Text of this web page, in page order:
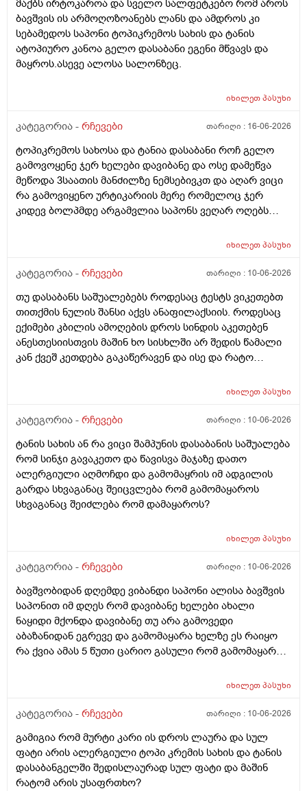
მაქბს ირტოკაროა და სველო სალფეტკებო რომ აროს
ბავშვის ის არმოღოზოანებს ლანს და ამდროს კი
სებამედოს საპონი ტოპიკრემოს სახის და ტანის
ატოპიურო კანოა გელო დასაბანი ეგენი მწვავს და
მაყროს.ასევე ალოსა სალონზეც.
იხილეთპასუხი
კატეგორია - რჩევები თარიღი : 16-06-2026
ტოპიკრემოს სახოსა და ტანია დასაბანი როჩ გელო
გამოვოყენე ჯერ ხელები დავიბანე და ოსე დამეწვა
მეწოდა 3საათის მანძილზე ნემსებივკთ და აღარ ვიცი
რა გამოვიყენო ურტიკარიის მერე რომელოც ჯერ
კიდევ ბოლპმდე არგამვლია საპონს ვეღარ ოღებს
წავიდა არვოცი რავიყიდო როთ დავიბანო.დავიღალე
მაყროს და მექავება..მ ყან საშინლად გამოშრა ხელები
არსად და ვერც წავალ
იხილეთპასუხი
კატეგორია - რჩევები თარიღი : 10-06-2026
თუ დასაბანს საშუალებებს როდესაც ტესტს ვიკეთებთ
თითქმის ნულის შანსი აქვს ანაფილაქსიის. როდესაც
ექიმები კბილის ამოღების დროს სინდის აკეთებენ
ანესთესიისთვის მაშინ ხო სისხლში არ შედის წამალი
კან ქვეშ კეთდება გაკაწერავენ და ისე და რატო
ახარო რატომ იკითხებიან თუ ანა ფილოქსიოზე არ
გამონაყარი გაჩნდე რატო არიან მზად ყოფნაში გუშინ
რატო არ აკეთებენ ამ სინდს ყველგან და რატომ
მაინცდამაინც სპეციალურ კლინიკებში რატომ ეს
შენიათ
იხილეთპასუხი
კატეგორია - რჩევები თარიღი : 10-06-2026
ტანის სახის ან რა ვიცი შამპუნის დასაბანის საშუალება
რომ სინჯი გავაკეთო და წავისვა მაჯაზე დათო
ალერგიული აღმოჩდი და გამომაყრის იმ ადგილის
გარდა სხვაგანაც შეიცვლება რომ გამომაყაროს
სხვაგანაც შეიძლება რომ დამაყაროს?
იხილეთპასუხი
კატეგორია - რჩევები თარიღი : 10-06-2026
ბავშვობიდან დღემდე ვიბანდი საპონი ალისა ბავშვის
საპონით იმ დღეს რომ დავიბანე ხელები ახალი
ნაყიდი მქონდა დავიბანე თუ არა გამოვედი
აბაზანიდან ეგრევე და გამომაყარა ხელზე ეს რაიყო
რა ქვია ამას 5 წუთი ცარიო გასული რომ გამომაყარა
იხილეთპასუხი
კატეგორია - რჩევები თარიღი : 10-06-2026
გამიგია რომ მურტი კარი ის დროს ლაურა და სულ
ფატი არის ალერგიული ტოპი კრემის სახის და ტანის
დასაბანგელში შედისლაურად სულ ფატი და მაშინ
რატომ არის უსაფრთხო?